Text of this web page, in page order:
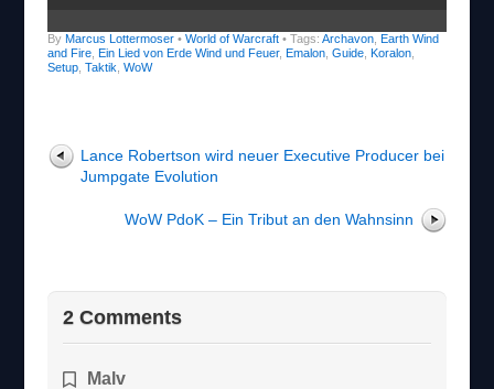
By Marcus Lottermoser• World of Warcraft • Tags: Archavon, Earth Wind
and Fire, Ein Lied von Erde Wind und Feuer, Emalon, Guide, Koralon,
Setup, Taktik WoW
Lance Robertson wird neuer Executive Producer bei
Jumpgate Evolution
WoW PdoK – Ein Tribut an den Wahnsinn
2 Comments
Malv